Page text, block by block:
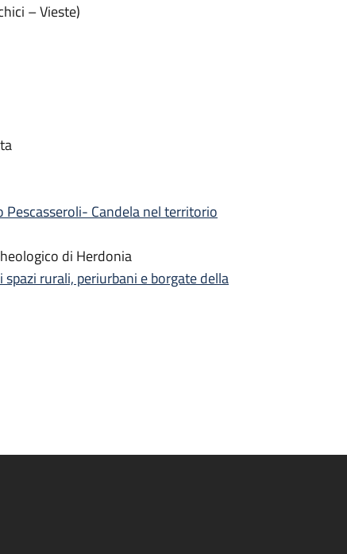
– Vieste)
Pescasseroli- Candela nel territorio
di Herdonia
rurali, periurbani e borgate della